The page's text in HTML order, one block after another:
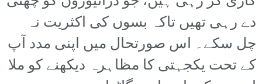
دے رہی تھیں تاکہ بسوں کی اکثریت نہ
چل سکے۔ اس صورتحال میں اپنی مدد آپ
کے تحت یکجہتی کا مظاہرہ دیکھنے کو ملا